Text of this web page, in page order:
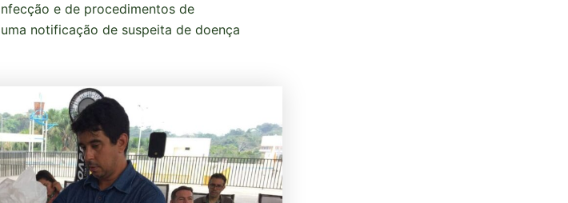
e de procedimentos de
notificação de suspeita de doença